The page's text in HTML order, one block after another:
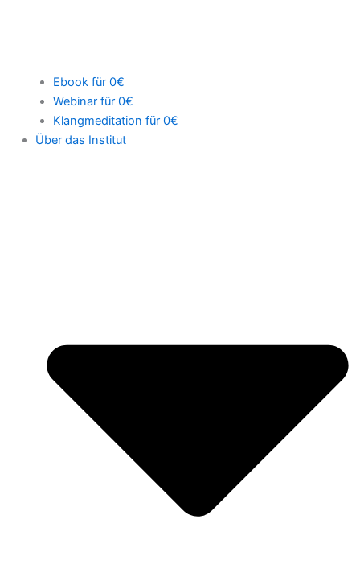
Ebook für 0€
Webinar für 0€
Klangmeditation für 0€
Über das Institut